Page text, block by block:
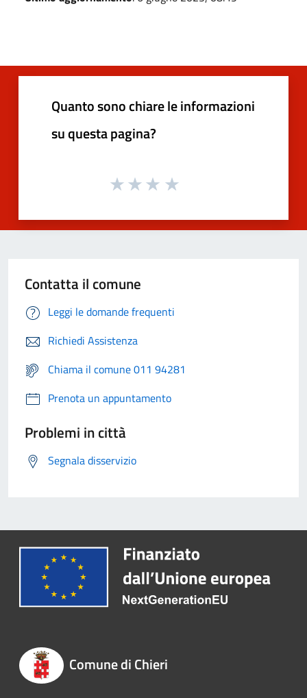
Quanto sono chiare le informazioni
su questa pagina?
Contatta il comune
Leggi le domande frequenti
Richiedi Assistenza
Chiama il comune 011 94281
Prenota un appuntamento
Problemi in città
Segnala disservizio
Comune di Chieri